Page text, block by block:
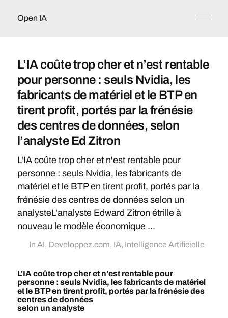
Open IA
L’IA coûte trop cher et n’est rentable
pour personne : seuls Nvidia, les
fabricants de matériel et le BTP en
tirent profit, portés par la frénésie
des centres de données, selon
l’analyste Ed Zitron
L'IA coûte trop cher et n'est rentable pour
personne : seuls Nvidia, les fabricants de
matériel et le BTP en tirent profit, portés par la
frénésie des centres de données selon un
analysteL'analyste Edward Zitron étrille à
nouveau le modèle économique ...
In AI, Developpez.com, IA, Intelligence Artificielle
L'IA coûte trop cher et n'est rentable pour
personne : seuls Nvidia, les fabricants de matériel
et le BTP en tirent profit, portés par la frénésie des
centres de données
selon un analyste